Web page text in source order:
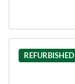
REFURBISHED